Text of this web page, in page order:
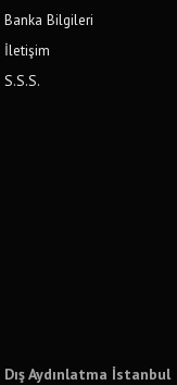
Banka Bilgileri
İletişim
S.S.S.
Dış Aydınlatma İstanbul